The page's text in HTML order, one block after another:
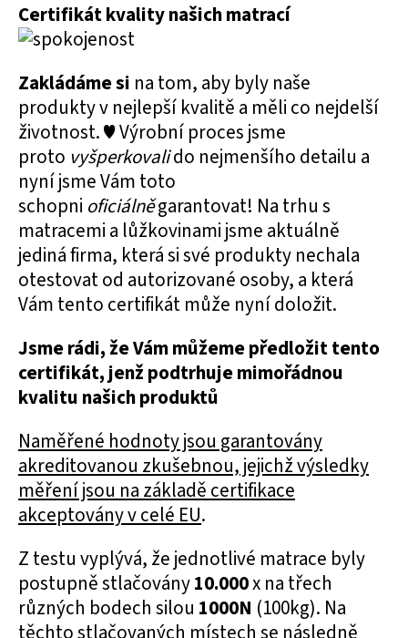
Certifikát kvality našich matrací
Zakládáme si na tom, aby byly naše
produkty v nejlepší kvalitě a měli co nejdelší
životnost. ♥ Výrobní proces jsme
proto vyšperkovalido nejmenšího detailu a
nyní jsme Vám toto
schopni oficiálněgarantovat! Na trhu s
matracemi a lůžkovinami jsme aktuálně
jediná firma, která si své produkty nechala
otestovat od autorizované osoby, a která
Vám tento certifikát může nyní doložit.
Jsme rádi, že Vám můžeme předložit tento
certifikát, jenž podtrhuje mimořádnou
kvalitu našich produktů
Naměřené hodnoty jsou garantovány
akreditovanou zkušebnou, jejichž výsledky
měření jsou na základě certifikace
akceptovány v celé EU.
Z testu vyplývá, že jednotlivé matrace byly
postupně stlačovány10.000x na třech
různých bodech silou 1000N (100kg). Na
těchto stlačovaných místech se následně